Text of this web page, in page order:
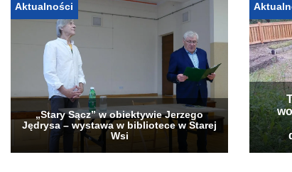
Aktualności
„Stary Sącz” w obiektywie Jerzego
Jędrysa – wystawa w bibliotece w Starej
Wsi